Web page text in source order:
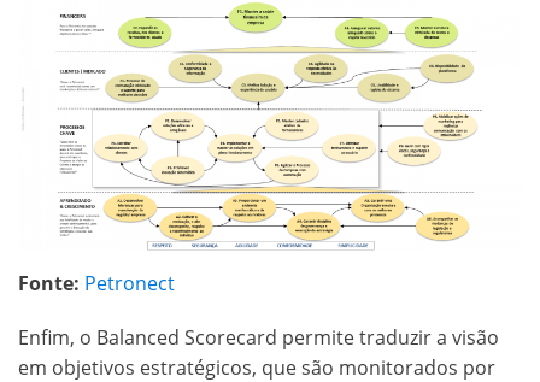
Fonte: Petronect
Enfim, o Balanced Scorecard permite traduzir a visão
em objetivos estratégicos, que são monitorados por